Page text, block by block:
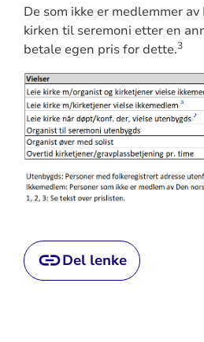
De som ikke er medlemmer
kirken til seremoni etter en
betale egen pris for dette.3
Del lenke